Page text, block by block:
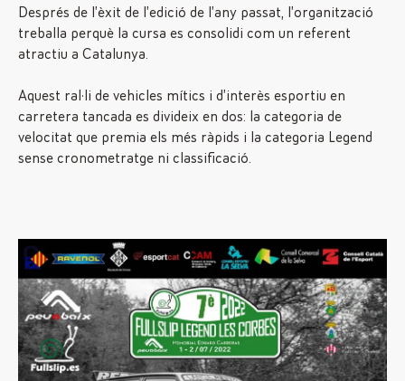
Després de l’èxit de l’edició de l’any passat, l’organització
treballa perquè la cursa es consolidi com un referent
atractiu a Catalunya.
Aquest ral·li de vehicles mítics i d’interès esportiu en
carretera tancada es divideix en dos: la categoria de
velocitat que premia els més ràpids i la categoria Legend
sense cronometratge ni classificació.